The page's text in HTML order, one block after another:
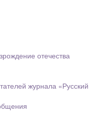
отечества
журнала «Русский